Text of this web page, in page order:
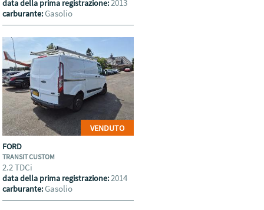
data della prima registrazione:2013
carburante:Gasolio
VENDUTO
FORD
TRANSIT CUSTOM
2.2 TDCi
data della prima registrazione:2014
carburante:Gasolio